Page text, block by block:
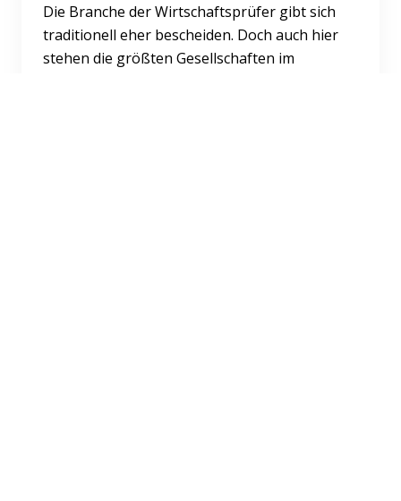
Die Branche der Wirtschaftsprüfer gibt sich
traditionell eher bescheiden. Doch auch hier
stehen die größten Gesellschaften im